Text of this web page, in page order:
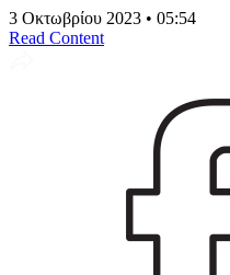
3 Οκτωβρίου 2023 • 05:54
Read Content